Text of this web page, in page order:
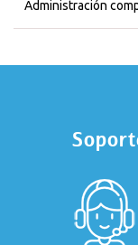
Administración